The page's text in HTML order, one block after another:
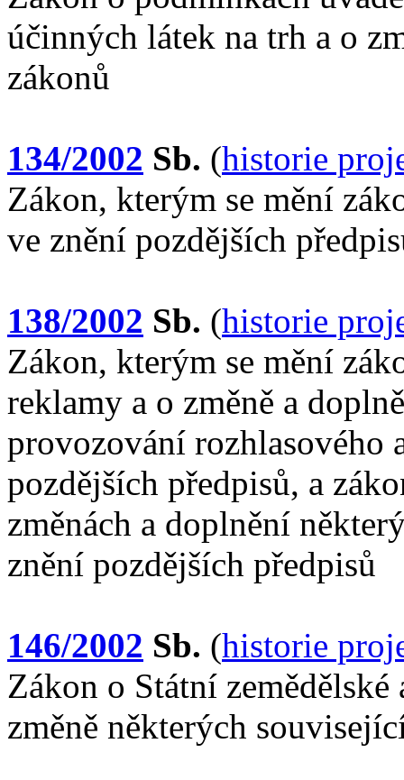
účinných látek na trh a o
zákonů
134/2002 Sb. (historie
Zákon, kterým se mění
ve znění pozdějších
138/2002 Sb. (historie
Zákon, kterým se mění
reklamy a o změně a
provozování rozhlasového
pozdějších předpisů, a
změnách a doplnění
znění pozdějších předpisů
146/2002 Sb. (historie
Zákon o Státní
změně některých